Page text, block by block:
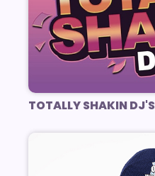
TOTALLY SHAKIN DJ'S